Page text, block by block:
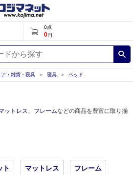
0点
0円
ア・雑貨・寝具 寝具 ベッド
ットレス、 フレームなどの商品を豊富に取り揃
ト マットレス フレーム